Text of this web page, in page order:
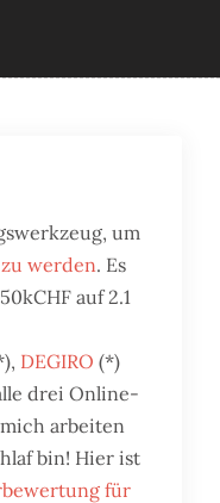
um
werden. Es
auf 2.1
DEGIRO (*)
drei Online-
arbeiten
bin! Hier ist
für